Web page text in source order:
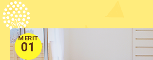
MERIT
01